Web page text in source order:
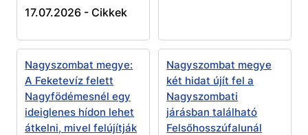
17.07.2026 - Cikkek
Nagyszombat megye:
A Feketevíz felett
Nagyfödémesnél egy
ideiglenes hídon lehet
átkelni, mivel felújítják
Nagyszombat megye
két hidat újít fel a
Nagyszombati
járásban található
Felsőhosszúfalunál